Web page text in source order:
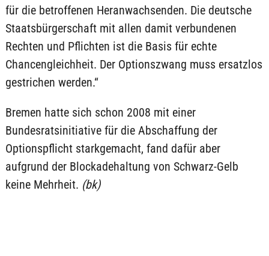
für die betroffenen Heranwachsenden. Die deutsche
Staatsbürgerschaft mit allen damit verbundenen
Rechten und Pflichten ist die Basis für echte
Chancengleichheit. Der Optionszwang muss ersatzlos
gestrichen werden.“
Bremen hatte sich schon 2008 mit einer
Bundesratsinitiative für die Abschaffung der
Optionspflicht starkgemacht, fand dafür aber
aufgrund der Blockadehaltung von Schwarz-Gelb
keine Mehrheit. (bk)